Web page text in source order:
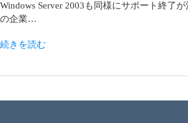
Windows Server 2003も同様にサポート終了
の企業…
続きを読む